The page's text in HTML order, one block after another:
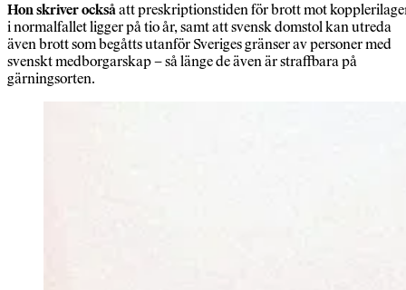
Hon skriver ocksåatt preskriptionstiden för brott mot
i normalfallet ligger på tio år, samt att svensk domstol kan utreda
även brott som begåtts utanför Sveriges gränser av personer med
svenskt medborgarskap – så länge de även är straffbara på
gärningsorten.